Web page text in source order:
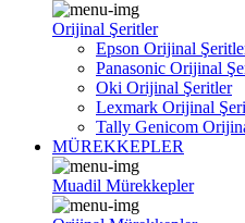
Orijinal Şeritler
Epson Orijinal
Panasonic Orijinal
Oki Orijinal Şeritler
Lexmark Orijinal
Tally Genicom
MÜREKKEPLER
Muadil Mürekkepler